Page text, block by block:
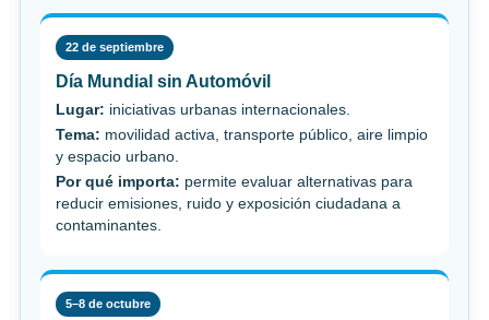
22 de septiembre
Día Mundial sin Automóvil
Lugar: iniciativas urbanas internacionales.
Tema: movilidad activa, transporte público, aire limpio
y espacio urbano.
Por qué importa: permite evaluar alternativas para
reducir emisiones, ruido y exposición ciudadana a
contaminantes.
5–8 de octubre